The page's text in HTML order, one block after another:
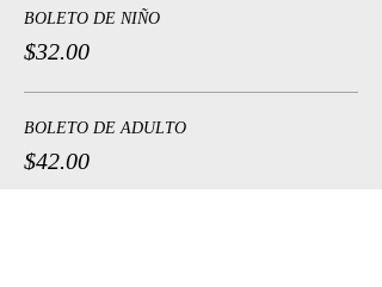
BOLETO DE NIÑO
$32.00
BOLETO DE ADULTO
$42.00